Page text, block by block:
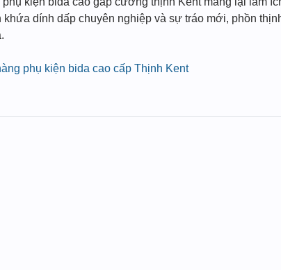
dính dấp chuyên nghiệp và sự tráo mới, phồn
phụ kiện bida cao cấp Thịnh Kent